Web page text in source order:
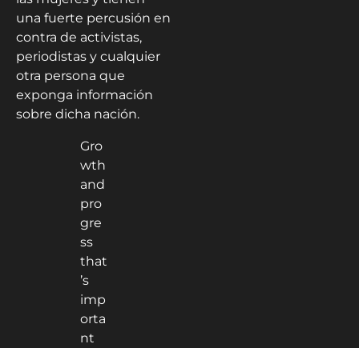
una fuerte percusión en
contra de activistas,
periodistas y cualquier
otra persona que
exponga información
sobre dicha nación.
Gro
wth
and
pro
gre
ss
that
’s
imp
orta
nt